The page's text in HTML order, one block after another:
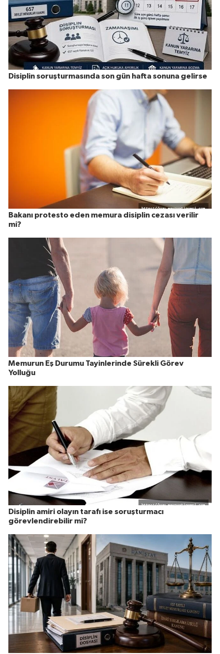
Disiplin soruşturmasında son gün hafta sonuna gelirse
Bakanı protesto eden memura disiplin cezası verilir
mi?
Memurun Eş Durumu Tayinlerinde Sürekli Görev
Yolluğu
Disiplin amiri olayın tarafı ise soruşturmacı
görevlendirebilir mi?